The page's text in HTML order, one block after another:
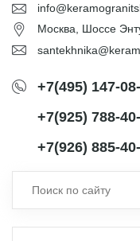
Москва, Шоссе
+7(495) 147-
+7(925) 788-
+7(926) 885-